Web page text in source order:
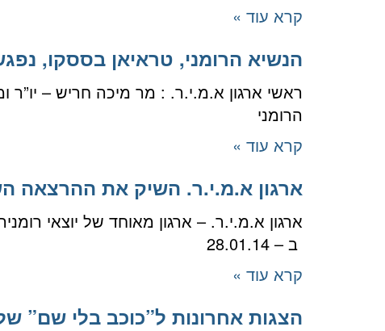
קרא עוד »
הנשיא הרומני, טראיאן בססקו,
ראשי ארגון א.מ.י.ר. : מר מיכה חריש –
הרומני
קרא עוד »
ארגון א.מ.י.ר. השיק את ההרצאה
ארגון א.מ.י.ר. – ארגון מאוחד של יוצאי
ב – 28.01.14
קרא עוד »
הצגות אחרונות ל”כוכב בלי שם”